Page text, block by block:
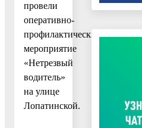
провели
оперативно-
профилактические
мероприятие
«Нетрезвый
водитель»
на улице
Лопатинской.